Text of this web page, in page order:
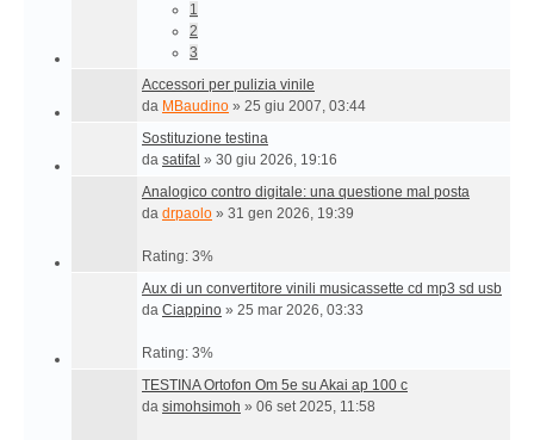
1
2
3
Accessori per pulizia vinile
da MBaudino » 25 giu 2007, 03:44
Sostituzione testina
da satifal » 30 giu 2026, 19:16
Analogico contro digitale: una questione mal posta
da drpaolo » 31 gen 2026, 19:39
Rating: 3%
Aux di un convertitore vinili musicassette cd mp3 sd usb
da Ciappino » 25 mar 2026, 03:33
Rating: 3%
TESTINA Ortofon Om 5e su Akai ap 100 c
da simohsimoh » 06 set 2025, 11:58